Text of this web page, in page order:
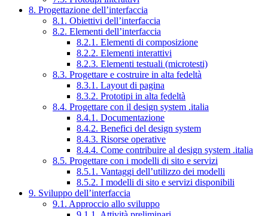
8. Progettazione dell’interfaccia
8.1. Obiettivi dell’interfaccia
8.2. Elementi dell’interfaccia
8.2.1. Elementi di composizione
8.2.2. Elementi interattivi
8.2.3. Elementi testuali (microtesti)
8.3. Progettare e costruire in alta fedeltà
8.3.1. Layout di pagina
8.3.2. Prototipi in alta fedeltà
8.4. Progettare con il design system .italia
8.4.1. Documentazione
8.4.2. Benefici del design system
8.4.3. Risorse operative
8.4.4. Come contribuire al design system .italia
8.5. Progettare con i modelli di sito e servizi
8.5.1. Vantaggi dell’utilizzo dei modelli
8.5.2. I modelli di sito e servizi disponibili
9. Sviluppo dell’interfaccia
9.1. Approccio allo sviluppo